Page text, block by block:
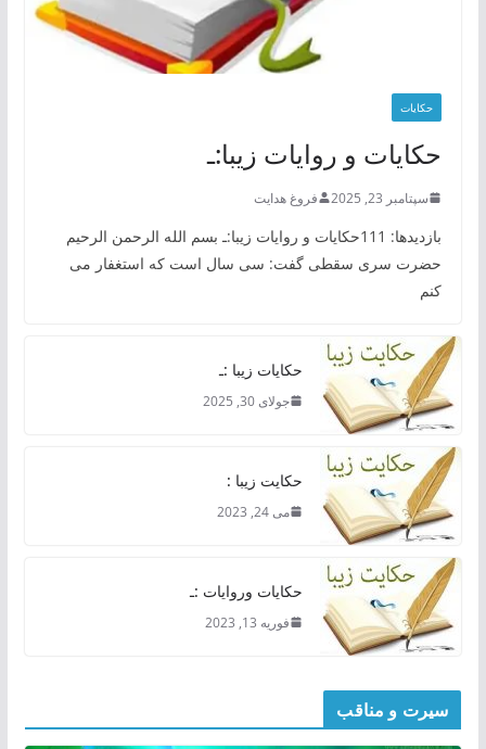
حکایات
حکایات و روایات زیبا:ـ
سپتامبر 23, 2025 فروغ هدایت
بازدیدها: 111حکایات و روایات زیبا:ـ بسم الله الرحمن الرحیم
حضرت سری سقطی گفت: سی سال است که استغفار می
کنم
حکایات زیبا :ـ
جولای 30, 2025
حکایت زیبا :
می 24, 2023
حکایات وروایات :ـ
فوریه 13, 2023
سیرت و مناقب